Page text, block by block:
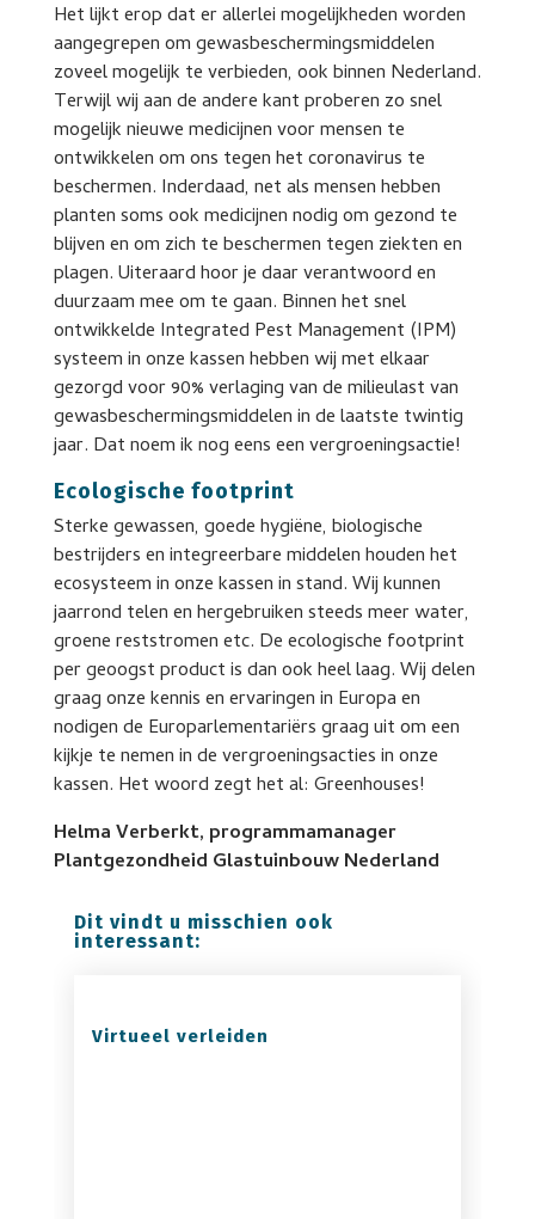
Het lijkt erop dat er allerlei mogelijkheden worden
aangegrepen om gewasbeschermingsmiddelen
zoveel mogelijk te verbieden, ook binnen Nederland.
Terwijl wij aan de andere kant proberen zo snel
mogelijk nieuwe medicijnen voor mensen te
ontwikkelen om ons tegen het coronavirus te
beschermen. Inderdaad, net als mensen hebben
planten soms ook medicijnen nodig om gezond te
blijven en om zich te beschermen tegen ziekten en
plagen. Uiteraard hoor je daar verantwoord en
duurzaam mee om te gaan. Binnen het snel
ontwikkelde Integrated Pest Management (IPM)
systeem in onze kassen hebben wij met elkaar
gezorgd voor 90% verlaging van de milieulast van
gewasbeschermingsmiddelen in de laatste twintig
jaar. Dat noem ik nog eens een vergroeningsactie!
Ecologische footprint
Sterke gewassen, goede hygiëne, biologische
bestrijders en integreerbare middelen houden het
ecosysteem in onze kassen in stand. Wij kunnen
jaarrond telen en hergebruiken steeds meer water,
groene reststromen etc. De ecologische footprint
per geoogst product is dan ook heel laag. Wij delen
graag onze kennis en ervaringen in Europa en
nodigen de Europarlementariërs graag uit om een
kijkje te nemen in de vergroeningsacties in onze
kassen. Het woord zegt het al: Greenhouses!
Helma Verberkt, programmamanager
Plantgezondheid Glastuinbouw Nederland
Dit vindt u misschien ook
interessant:
Virtueel verleiden